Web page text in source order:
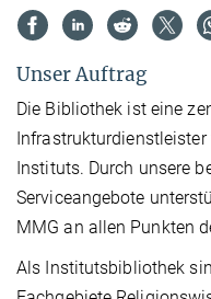
Unser Auftrag
Die Bibliothek ist eine
Instituts. Durch unsere
Serviceangebote
MMG an allen Punkten
Als Institutsbibliothek